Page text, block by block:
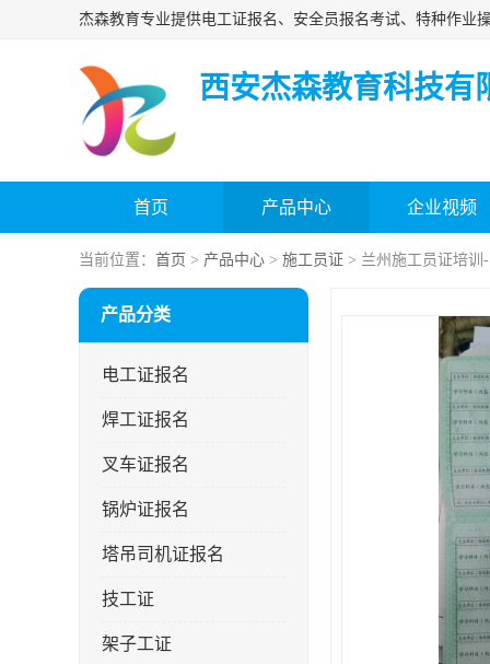
西安杰森教育科技有
首页 产品中心 企业视频
当前位置： 首页 > 产品中心 > 施工员证 > 兰州施工员证培训
产品分类
电工证报名
焊工证报名
叉车证报名
锅炉证报名
塔吊司机证报名
技工证
架子工证